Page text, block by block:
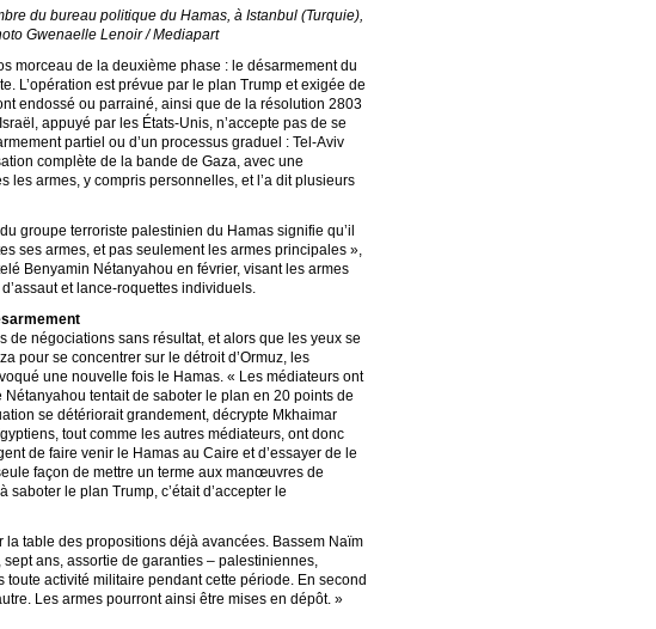
du bureau politique du Hamas, à Istanbul (Turquie),
Gwenaelle Lenoir / Mediapart
morceau de la deuxième phase : le désarmement du
L’opération est prévue par le plan Trump et exigée de
endossé ou parrainé, ainsi que de la résolution 2803
appuyé par les États-Unis, n’accepte pas de se
partiel ou d’un processus graduel : Tel-Aviv
complète de la bande de Gaza, avec une
les armes, y compris personnelles, et l’a dit plusieurs
groupe terroriste palestinien du Hamas signifie qu’il
ses armes, et pas seulement les armes principales »,
Benyamin Nétanyahou en février, visant les armes
et lance-roquettes individuels.
de négociations sans résultat, et alors que les yeux se
pour se concentrer sur le détroit d’Ormuz, les
une nouvelle fois le Hamas. « Les médiateurs ont
Nétanyahou tentait de saboter le plan en 20 points de
se détériorait grandement, décrypte Mkhaimar
tout comme les autres médiateurs, ont donc
de faire venir le Hamas au Caire et d’essayer de le
façon de mettre un terme aux manœuvres de
saboter le plan Trump, c’était d’accepter le
table des propositions déjà avancées. Bassem Naïm
ans, assortie de garanties – palestiniennes,
activité militaire pendant cette période. En second
Les armes pourront ainsi être mises en dépôt. »